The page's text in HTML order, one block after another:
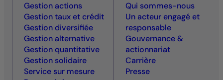
Gestion actions
Gestion taux et crédit
Gestion diversifiée
Gestion alternative
Gestion quantitative
Gestion solidaire
Service sur mesure
Qui sommes-nous
Un acteur engagé et
responsable
Gouvernance &
actionnariat
Carrière
Presse